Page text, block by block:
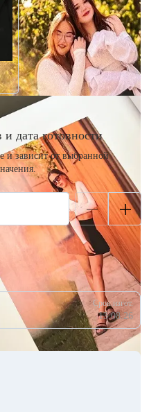
дата готовности
и зависит от выбранной
Срок изгот.
13.08.26